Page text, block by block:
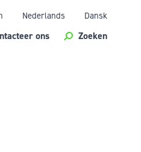
Nederlands Dansk
ons Zoeken